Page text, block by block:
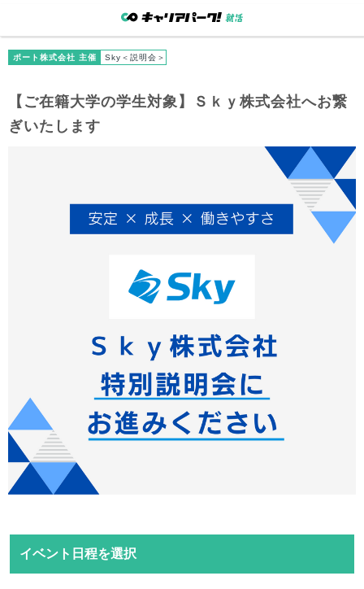
ポート株式会社 主催 Sky＜説明会＞
【 ご在籍大学の学生対象】Ｓｋｙ株式会社へお繋
ぎいたします
イベント日程を選択